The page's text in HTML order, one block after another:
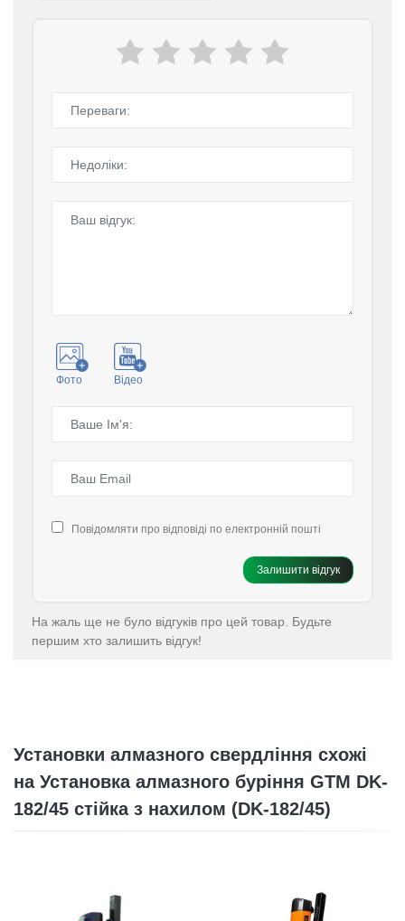
Фото Відео
Повідомляти про відповіді по електронній пошті
Залишити відгук
На жаль ще не було відгуків про цей товар. Будьте
першим хто залишить відгук!
Установки алмазного свердління схожі
на Установка алмазного буріння GTM DK-
182/45 стійка з нахилом (DK-182/45)